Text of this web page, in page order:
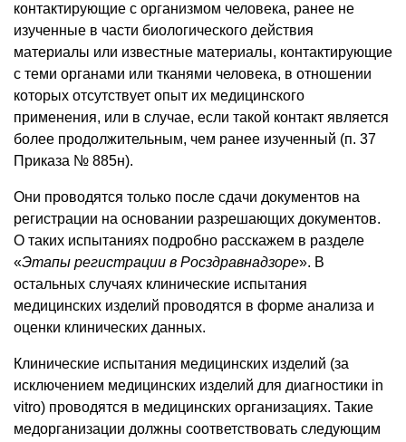
контактирующие с организмом человека, ранее не
изученные в части биологического действия
материалы или известные материалы, контактирующие
с теми органами или тканями человека, в отношении
которых отсутствует опыт их медицинского
применения, или в случае, если такой контакт является
более продолжительным, чем ранее изученный (п. 37
Приказа № 885н).
Они проводятся только после сдачи документов на
регистрации на основании разрешающих документов.
О таких испытаниях подробно расскажем в разделе
«Этапы регистрации в Росздравнадзоре». В
остальных случаях клинические испытания
медицинских изделий проводятся в форме анализа и
оценки клинических данных.
Клинические испытания медицинских изделий (за
исключением медицинских изделий для диагностики in
vitro) проводятся в медицинских организациях. Такие
медорганизации должны соответствовать следующим